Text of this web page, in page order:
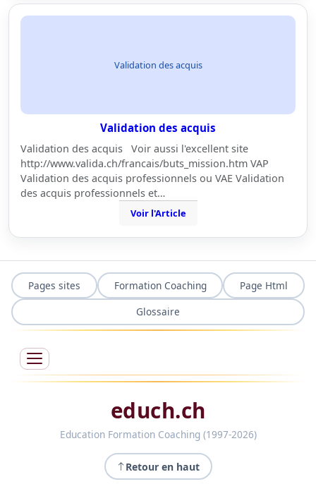
Validation des acquis
Validation des acquis
Validation des acquis Voir aussi l'excellent site
http://www.valida.ch/francais/buts_mission.htm VAP
Validation des acquis professionnels ou VAE Validation
des acquis professionnels et…
Voir l'Article
Pages sites Formation Coaching
Page Html
Glossaire
educh.ch
Education Formation Coaching (1997-2026)
Retour en haut